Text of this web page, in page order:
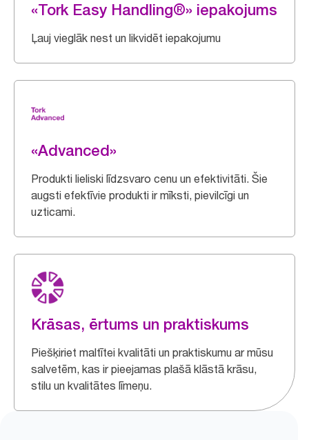
«Tork Easy Handling®» iepakojums
Ļauj vieglāk nest un likvidēt iepakojumu
«Advanced»
Produkti lieliski līdzsvaro cenu un efektivitāti. Šie
augsti efektīvie produkti ir mīksti, pievilcīgi un
uzticami.
Krāsas, ērtums un praktiskums
Piešķiriet maltītei kvalitāti un praktiskumu ar mūsu
salvetēm, kas ir pieejamas plašā klāstā krāsu,
stilu un kvalitātes līmeņu.